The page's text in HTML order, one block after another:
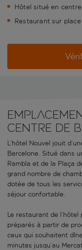
Hôtel situé en
Restaurant sur
CENTRE DE
L’hôtel Nouvel jouit
Barcelone. Situé dans
Rambla et de la Plaça
grand nombre de
dotée de tous les
séjour confortable.
Le restaurant de
préparés à partir de
ceux qui souhaitent
minutes jusqu’au